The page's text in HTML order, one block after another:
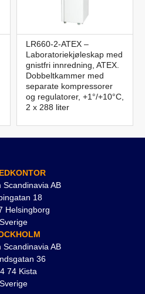
LR660-2-ATEX –
Laboratoriekjøleskap med
gnistfri innredning, ATEX.
Dobbeltkammer med
separate kompressorer
og regulatorer, +1°/+10°C,
2 x 288 liter
Scandinavia AB
18
Helsingborg
Sverige
Scandinavia AB
36
74 Kista
Sverige